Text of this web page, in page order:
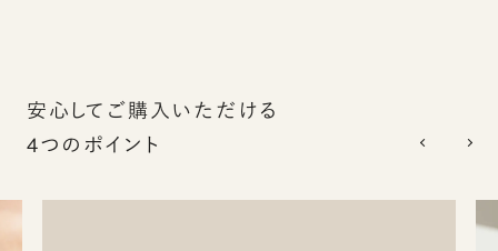
安心してご購入いただける
4つのポイント